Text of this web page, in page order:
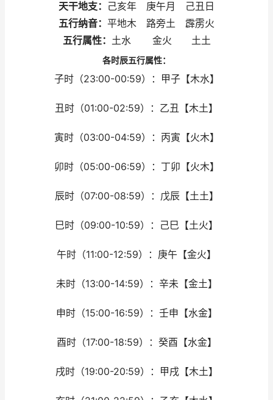
天干地支：
己亥年 庚午月 己丑日
五行纳音： 平地木 路旁土 霹雳火
五行属性： 土水 金火 土土
各时辰五行属性：
子时（23:00-00:59）：甲子【木水】
丑时（01:00-02:59）：乙丑【木土】
寅时（03:00-04:59）：丙寅【火木】
卯时（05:00-06:59）：丁卯【火木】
辰时（07:00-08:59）：戊辰【土土】
巳时（09:00-10:59）：己巳【土火】
午时（11:00-12:59）：庚午【金火】
未时（13:00-14:59）：辛未【金土】
申时（15:00-16:59）：壬申【水金】
酉时（17:00-18:59）：癸酉【水金】
戌时（19:00-20:59）：甲戌【木土】